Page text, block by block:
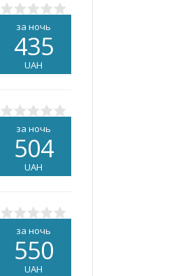
за ночь
435
UAH
за ночь
504
UAH
за ночь
550
UAH